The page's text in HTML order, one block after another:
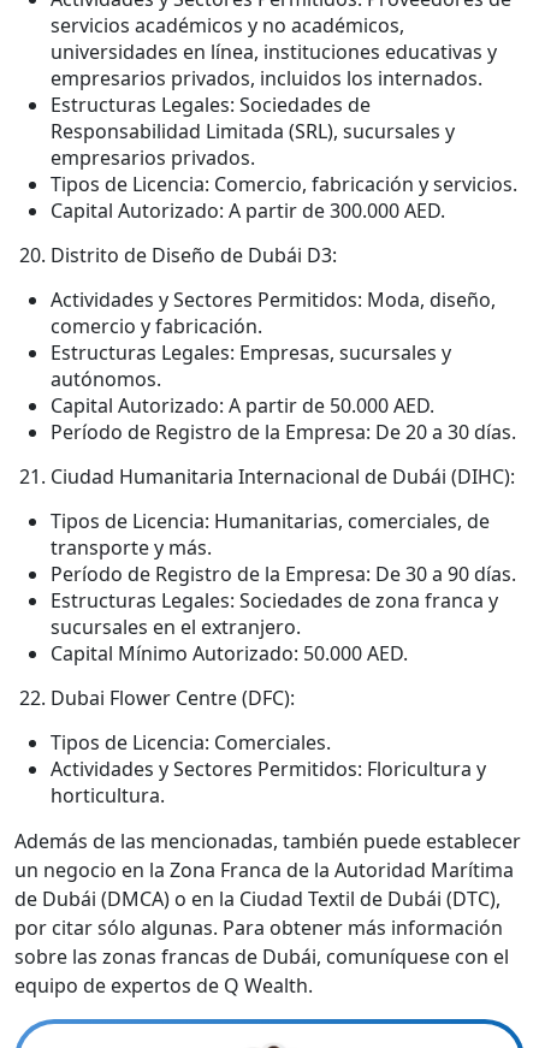
servicios académicos y no académicos,
universidades en línea, instituciones educativas y
empresarios privados, incluidos los internados.
Estructuras Legales: Sociedades de
Responsabilidad Limitada (SRL), sucursales y
empresarios privados.
Tipos de Licencia: Comercio, fabricación y servicios.
Capital Autorizado: A partir de 300.000 AED.
Distrito de Diseño de Dubái D3:
Actividades y Sectores Permitidos: Moda, diseño,
comercio y fabricación.
Estructuras Legales: Empresas, sucursales y
autónomos.
Capital Autorizado: A partir de 50.000 AED.
Período de Registro de la Empresa: De 20 a 30 días.
Ciudad Humanitaria Internacional de Dubái (DIHC):
Tipos de Licencia: Humanitarias, comerciales, de
transporte y más.
Período de Registro de la Empresa: De 30 a 90 días.
Estructuras Legales: Sociedades de zona franca y
sucursales en el extranjero.
Capital Mínimo Autorizado: 50.000 AED.
Dubai Flower Centre (DFC):
Tipos de Licencia: Comerciales.
Actividades y Sectores Permitidos: Floricultura y
horticultura.
Además de las mencionadas, también puede establecer
un negocio en la Zona Franca de la Autoridad Marítima
de Dubái (DMCA) o en la Ciudad Textil de Dubái (DTC),
por citar sólo algunas. Para obtener más información
sobre las zonas francas de Dubái, comuníquese con el
equipo de expertos de Q Wealth.